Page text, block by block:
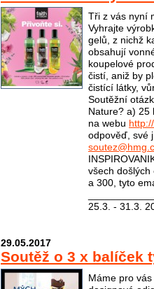
Tři z vás nyní
Vyhrajte
gelů, z nichž
obsahují
koupelové
čistí, aniž by
čistící látky,
Soutěžní
Nature? a) 25
na webu
odpověď, své
všech
a 300, tyto
25.3. - 31.3.
29.05.2017
Soutěž o 3 x balíček
Máme pro